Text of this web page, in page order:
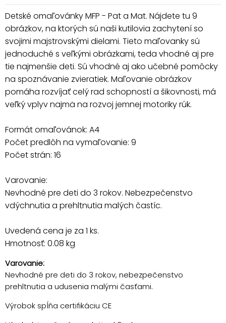
Detské omaľovánky MFP - Pat a Mat. Nájdete tu 9
obrázkov, na ktorých sú naši kutilovia zachytení so
svojimi majstrovskými dielami. Tieto maľovanky sú
jednoduché s veľkými obrázkami, teda vhodné aj pre
tie najmenšie deti. Sú vhodné aj ako učebné pomôcky
na spoznávanie zvieratiek. Maľovanie obrázkov
pomáha rozvíjať celý rad schopností a šikovnosti, má
veľký vplyv najmä na rozvoj jemnej motoriky rúk.
Formát omaľovánok: A4
Počet predlôh na vymaľovanie: 9
Počet strán: 16
Varovanie:
Nevhodné pre deti do 3 rokov. Nebezpečenstvo
vdýchnutia a prehltnutia malých častíc.
Uvedená cena je za 1 ks.
Hmotnosť: 0.08 kg
Varovanie:
Nevhodné pre deti do 3 rokov, nebezpečenstvo
prehltnutia a udusenia malými časťami.
Výrobok spĺňa certifikáciu CE